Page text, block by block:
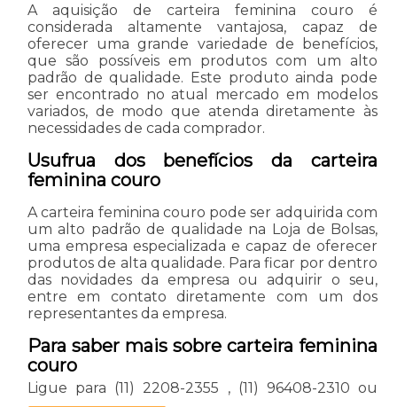
A aquisição de carteira feminina couro é
considerada altamente vantajosa, capaz de
oferecer uma grande variedade de benefícios,
que são possíveis em produtos com um alto
padrão de qualidade. Este produto ainda pode
ser encontrado no atual mercado em modelos
variados, de modo que atenda diretamente às
necessidades de cada comprador.
Usufrua dos benefícios da carteira
feminina couro
A carteira feminina couro pode ser adquirida com
um alto padrão de qualidade na Loja de Bolsas,
uma empresa especializada e capaz de oferecer
produtos de alta qualidade. Para ficar por dentro
das novidades da empresa ou adquirir o seu,
entre em contato diretamente com um dos
representantes da empresa.
Para saber mais sobre carteira feminina
couro
Ligue para (11) 2208-2355 , (11) 96408-2310 ou